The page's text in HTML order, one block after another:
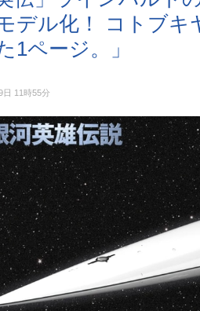
デル化！ コトブキ
1ページ。」
日 11時55分